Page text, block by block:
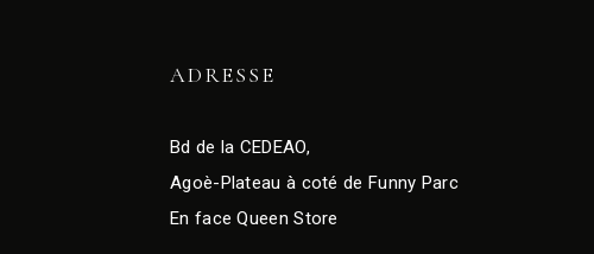
ADRESSE
Bd de la CEDEAO,
Agoè-Plateau à coté de Funny Parc
En face Queen Store